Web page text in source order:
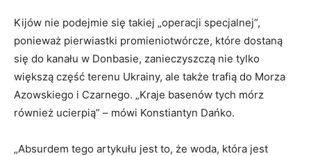
Kijów nie podejmie się takiej „operacji specjalnej”,
ponieważ pierwiastki promieniotwórcze, które dostaną
się do kanału w Donbasie, zanieczyszczą nie tylko
większą część terenu Ukrainy, ale także trafią do Morza
Azowskiego i Czarnego. „Kraje basenów tych mórz
również ucierpią” – mówi Konstiantyn Dańko.
„Absurdem tego artykułu jest to, że woda, która jest